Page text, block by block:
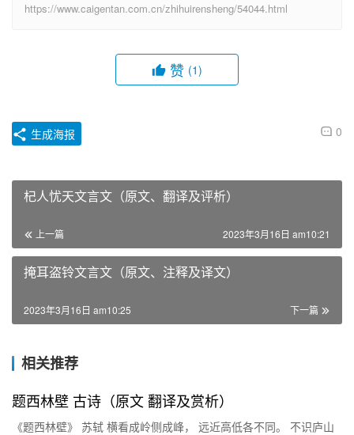
https://www.caigentan.com.cn/zhihuirensheng/54044.html
赞 (1)
0
生成海报
杞人忧天文言文（原文、翻译及评析）
上一篇 2023年3月16日 am10:21
掩耳盗铃文言文（原文、注释及译文）
下一篇
2023年3月16日 am10:25
相关推荐
题西林壁 古诗（原文 翻译及赏析）
《题西林壁》 苏轼 横看成岭侧成峰， 远近高低各不同。 不识庐山